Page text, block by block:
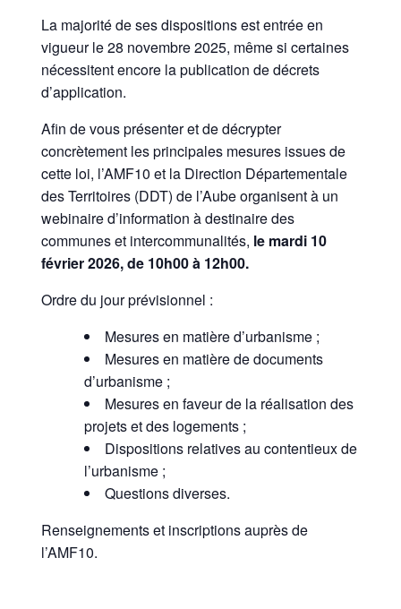
La majorité de ses dispositions est entrée en
vigueur le 28 novembre 2025, même si certaines
nécessitent encore la publication de décrets
d’application.
Afin de vous présenter et de décrypter
concrètement les principales mesures issues de
cette loi, l’AMF10 et la Direction Départementale
des Territoires (DDT) de l’Aube organisent à un
webinaire d’information à destinaire des
communes et intercommunalités, le mardi 10
février 2026, de 10h00 à 12h00.
Ordre du jour prévisionnel :
Mesures en matière d’urbanisme ;
Mesures en matière de documents
d’urbanisme ;
Mesures en faveur de la réalisation des
projets et des logements ;
Dispositions relatives au contentieux de
l’urbanisme ;
Questions diverses.
Renseignements et inscriptions auprès de
l’AMF10.